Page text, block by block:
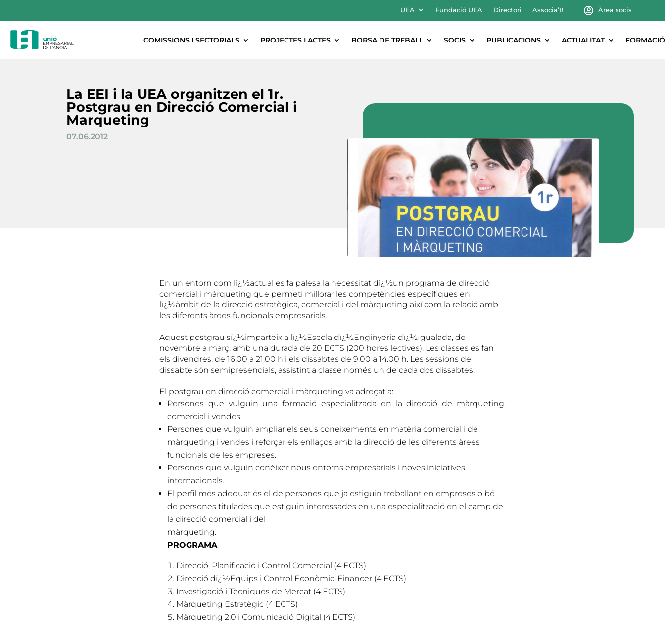
UEA Fundació UEA Directori Associa’t! Àrea socis
COMISSIONS I SECTORIALS PROJECTES I ACTES BORSA DE TREBALL SOCIS PUBLICACIONS ACTUALITAT FORMACIÓ
La EEI i la UEA organitzen el 1r.
Postgrau en Direcció Comercial i
Marqueting
07.06.2012
En un entorn com lï¿½actual es fa palesa la necessitat dï¿½un programa de direcció
comercial i màrqueting que permeti millorar les competències específiques en
lï¿½àmbit de la direcció estratègica, comercial i del màrqueting així com la relació amb
les diferents àrees funcionals empresarials.
Aquest postgrau sï¿½imparteix a lï¿½Escola dï¿½Enginyeria dï¿½Igualada, de
novembre a març, amb una durada de 20 ECTS (200 hores lectives). Les classes es fan
els divendres, de 16.00 a 21.00 h i els dissabtes de 9.00 a 14.00 h. Les sessions de
dissabte són semipresencials, assistint a classe només un de cada dos dissabtes.
El postgrau en direcció comercial i màrqueting va adreçat a:
Persones que vulguin una formació especialitzada en la direcció de màrqueting,
comercial i vendes.
Persones que vulguin ampliar els seus coneixements en matèria comercial i de
màrqueting i vendes i reforçar els enllaços amb la direcció de les diferents àrees
funcionals de les empreses.
Persones que vulguin conèixer nous entorns empresarials i noves iniciatives
internacionals.
El perfil més adequat és el de persones que ja estiguin treballant en empreses o bé
de persones titulades que estiguin interessades en una especialització en el camp de
la direcció comercial i del
màrqueting.
PROGRAMA
Direcció, Planificació i Control Comercial (4 ECTS)
Direcció dï¿½Equips i Control Econòmic-Financer (4 ECTS)
Investigació i Tècniques de Mercat (4 ECTS)
Màrqueting Estratègic (4 ECTS)
Màrqueting 2.0 i Comunicació Digital (4 ECTS)